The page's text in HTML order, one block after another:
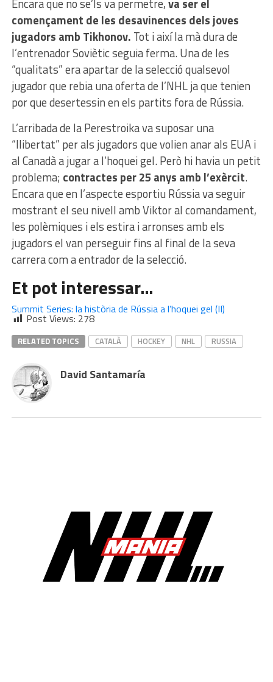
Encara que no se’ls va permetre,va ser el
començament de les desavinences dels joves
jugadors amb Tikhonov. Tot i així la mà dura de
l’entrenador Soviètic seguia ferma. Una de les
“qualitats” era apartar de la selecció qualsevol
jugador que rebia una oferta de l’NHL ja que tenien
por que desertessin en els partits fora de Rússia.
L’arribada de la Perestroika va suposar una
“llibertat” per als jugadors que volien anar als EUA i
al Canadà a jugar a l’hoquei gel. Però hi havia un petit
problema; contractes per 25 anys amb l’exèrcit.
Encara que en l’aspecte esportiu Rússia va seguir
mostrant el seu nivell amb Viktor al comandament,
les polèmiques i els estira i arronses amb els
jugadors el van perseguir fins al final de la seva
carrera com a entrador de la selecció.
Et pot interessar…
Summit Series: la història de Rússia a l’hoquei gel (II)
Post Views: 278
RELATED TOPICS CATALÀ HOCKEY NHL RUSSIA
David Santamaría